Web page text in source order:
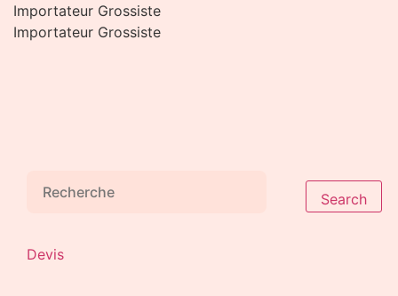
Aller
au
Importateur Grossiste
Importateur Grossiste
Search
Devis